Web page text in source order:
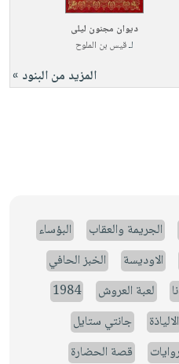
ديوان مجنون ليلى
لـقيس بن الملوح
المزيد من البنود »
الجريمة والعقاب
البؤساء
الاوديسة
الخبز الحافي
لعبة العروش
1984
الالياذة
جانتي ستايل
روايات
قصة الحضارة